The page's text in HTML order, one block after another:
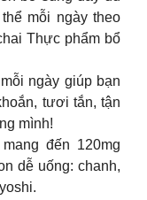
mỗi ngày theo
Thực phẩm bổ
ngày giúp bạn
tươi tắn, tận
mình!
đến 120mg
dễ uống: chanh,